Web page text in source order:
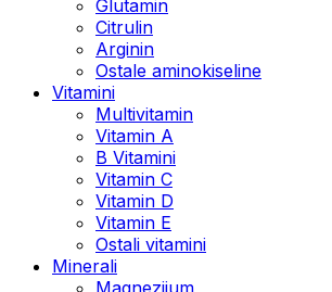
Glutamin
Citrulin
Arginin
Ostale aminokiseline
Vitamini
Multivitamin
Vitamin A
B Vitamini
Vitamin C
Vitamin D
Vitamin E
Ostali vitamini
Minerali
Magnezijum